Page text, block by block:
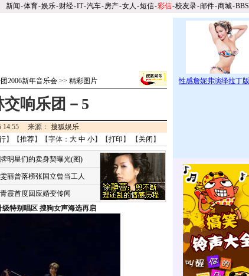
新闻-体育-娱乐-财经-IT-汽车-房产-女人 -短信-彩信-校友录-邮件-商城-BBS
2006新年音乐会 >> 精彩图片
交响乐团－5
14:55 来源： 搜狐娱乐
】【推荐】【字体： 大 中 小】【打印 】 【 关闭 】
明星们的卖身契曝光(图)
丽曾落榜张国立曾当工人
霞首度回应婚变传闻
级特别唱区 搜狗女声海选再启